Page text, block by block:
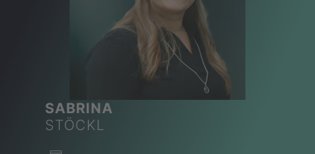
SABRINA
STÖCKL